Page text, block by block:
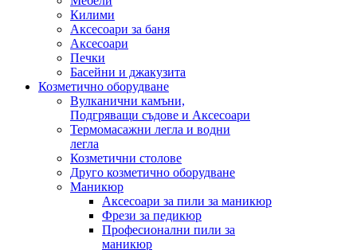
Килими
Аксесоари за баня
Аксесоари
Печки
Басейни и джакузита
Козметично оборудване
Вулканични камъни,
Подгряващи съдове и Аксесоари
Термомасажни легла и водни
легла
Козметични столове
Друго козметично оборудване
Маникюр
Аксесоари за пили за маникюр
Фрези за педикюр
Професионални пили за
маникюр